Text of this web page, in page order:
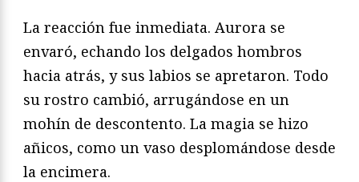
La reacción fue inmediata. Aurora se
envaró, echando los delgados hombros
hacia atrás, y sus labios se apretaron. Todo
su rostro cambió, arrugándose en un
mohín de descontento. La magia se hizo
añicos, como un vaso desplomándose desde
la encimera.